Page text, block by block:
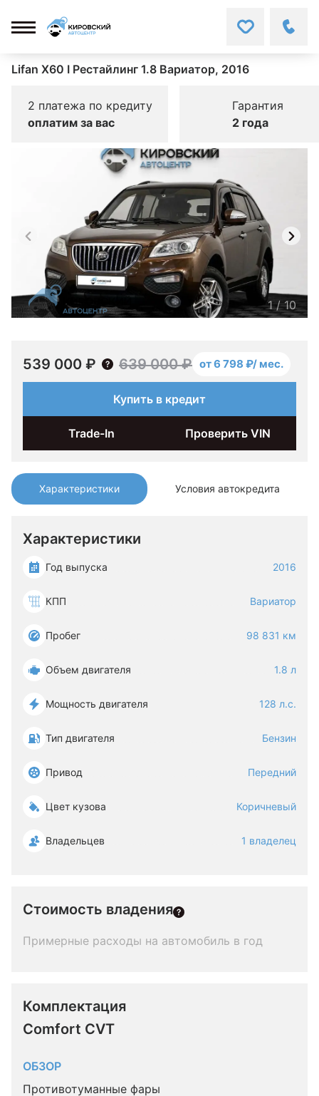
Lifan X60 I Рестайлинг 1.8 Вариатор, 2016
2 платежа по кредиту
оплатим за вас
Гарантия
2 года
Характеристики Условия автокредита
Характеристики
Год выпуска 2016
КПП Вариатор
Пробег 98 831 км
Объем двигателя 1.8 л
Мощность двигателя 128 л.с.
Тип двигателя Бензин
Привод Передний
Цвет кузова Коричневый
Владельцев 1 владелец
Стоимость владения
Примерные расходы на автомобиль в год
Комплектация
Comfort CVT
ОБЗОР
Противотуманные фары
1/10
539 000 ₽ 639 000 ₽ от 6 798 ₽/ мес.
Купить в кредит
Trade-In Проверить VIN